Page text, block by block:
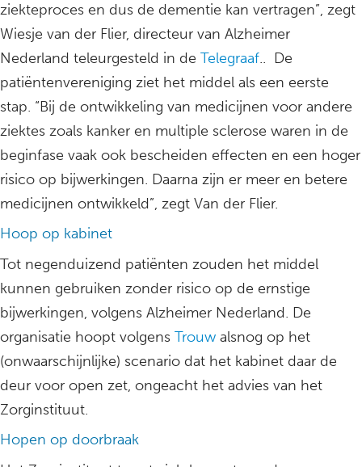
ziekteproces en dus de dementie kan vertragen”, zegt
Wiesje van der Flier, directeur van Alzheimer
Nederland teleurgesteld in de Telegraaf.. De
patiëntenvereniging ziet het middel als een eerste
stap. “Bij de ontwikkeling van medicijnen voor andere
ziektes zoals kanker en multiple sclerose waren in de
beginfase vaak ook bescheiden effecten en een hoger
risico op bijwerkingen. Daarna zijn er meer en betere
medicijnen ontwikkeld”, zegt Van der Flier.
Hoop op kabinet
Tot negenduizend patiënten zouden het middel
kunnen gebruiken zonder risico op de ernstige
bijwerkingen, volgens Alzheimer Nederland. De
organisatie hoopt volgens Trouw alsnog op het
(onwaarschijnlijke) scenario dat het kabinet daar de
deur voor open zet, ongeacht het advies van het
Zorginstituut.
Hopen op doorbraak